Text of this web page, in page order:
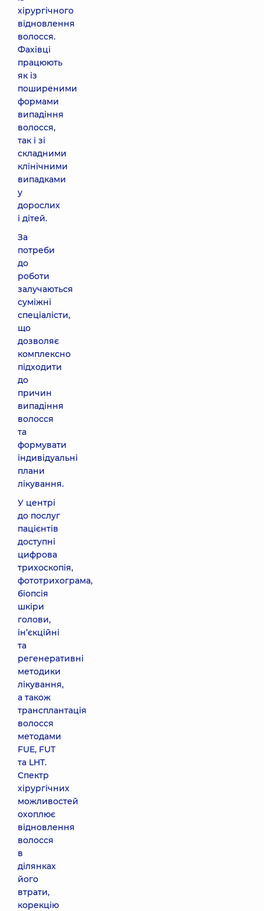
хірургічного
відновлення
волосся.
Фахівці
працюють
як із
поширеними
формами
випадіння
волосся,
так і зі
складними
клінічними
випадками
у
дорослих
і дітей.
За
потреби
до
роботи
залучаються
суміжні
спеціалісти,
що
дозволяє
комплексно
підходити
до
причин
випадіння
волосся
та
формувати
індивідуальні
плани
лікування.
У центрі
до послуг
пацієнтів
доступні
цифрова
трихоскопія,
фототрихограма,
біопсія
шкіри
голови,
ін’єкційні
та
регенеративні
методики
лікування,
а також
трансплантація
волосся
методами
FUE, FUT
та LHT.
Спектр
хірургічних
можливостей
охоплює
відновлення
волосся
в
ділянках
його
втрати,
корекцію